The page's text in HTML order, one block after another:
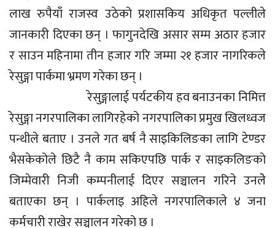
लाख रुपैयाँ राजस्व उठेको प्रशासकिय अधिकृत पल्लीले
जानकारी दिएका छन् । फागुनदेखि असार सम्म अठार हजार
र साउन महिनामा तीन हजार गरि जम्मा २१ हजार नागरिकले
रेसुङ्गा पार्कमा भ्रमण गरेका छन् ।
रेसुङ्गालाई पर्यटकीय हव बनाउनका निमित्त
रेसुङ्गा नगरपालिका लागिरहेको नगरपालिका प्रमुख खिलध्वज
पन्थीले बताए । उनले गत बर्ष नै साइकिलिङका लागि टेण्डर
भैसकेकोले छिटै नै काम सकिएपछि पार्क र साइकलिङकाे
जिम्मेवारी निजी कम्पनीलाई दिएर सञ्चालन गरिने उनलेे
बताएका छन् । पार्कलाइ अहिले नगरपालिकाले ४ जना
कर्मचारी राखेर सञ्चालन गरेको छ ।